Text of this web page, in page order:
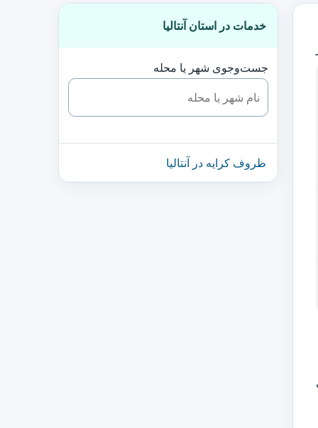
خدمات در استان آنتالیا
جست‌وجوی شهر یا محله
ظروف کرایه در آنتالیا